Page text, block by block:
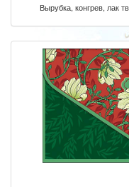
Вырубка, конгрев, лак